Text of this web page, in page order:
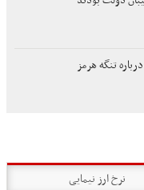
تنگه هرمز
نرخ ارز نیمایی